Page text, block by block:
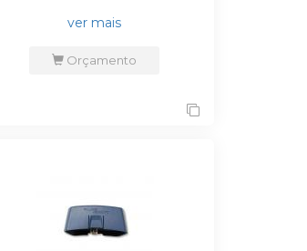
ver mais
Orçamento